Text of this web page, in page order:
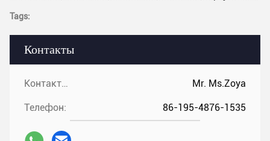
Контакты
Контакты: Mr. Ms.Zoya
Телефон: 86-195-4876-1535
Tags: